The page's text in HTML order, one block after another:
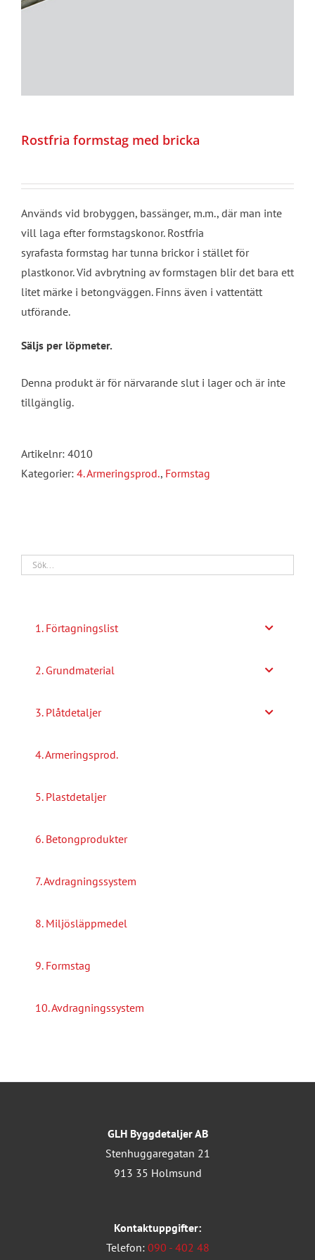
Rostfria formstag med bricka
Används vid brobyggen, bassänger, m.m., där man inte
vill laga efter formstagskonor. Rostfria
syrafasta formstag har tunna brickor i stället för
plastkonor. Vid avbrytning av formstagen blir det bara ett
litet märke i betongväggen. Finns även i vattentätt
utförande.
Säljs per löpmeter.
Denna produkt är för närvarande slut i lager och är inte
tillgänglig.
Artikelnr: 4010
Kategorier: 4. Armeringsprod., Formstag
1. Förtagningslist
2. Grundmaterial
3. Plåtdetaljer
4. Armeringsprod.
5. Plastdetaljer
6. Betongprodukter
7. Avdragningssystem
8. Miljösläppmedel
9. Formstag
10. Avdragningssystem
GLH Byggdetaljer AB
Stenhuggaregatan 21
913 35 Holmsund
Kontaktuppgifter:
Telefon: 090 - 402 48